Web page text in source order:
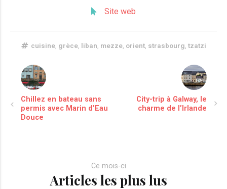
Site web
cuisine, grèce, liban mezze, orient, strasbourg tzatzi
Chillez en bateau sans
permis avec Marin d’Eau
Douce
City-trip à Galway, le
charme de l’Irlande
Ce mois-ci
Articles les plus lus